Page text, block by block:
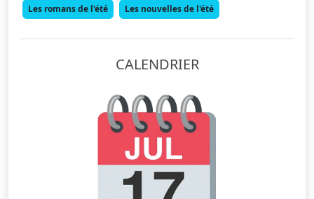
Les romans de l'été Les nouvelles de l'été
CALENDRIER